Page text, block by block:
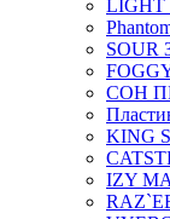
SOUR
СОН
KING
IZY